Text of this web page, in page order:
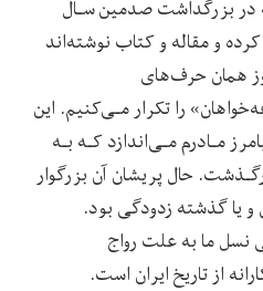
در بزرگداشت صدمین‌ سـال‌
و مقاله و کتاب نوشته‌اند‌
همان حرف‌های
را تکرار مـی‌کنیم. این
مـادرم مـی‌اندازد کـه بـه
حال‌ پریشان‌ آن‌ بزرگوار
یا گذشته زدودگی بود.
نسل ما به علت رواج
از‌ تاریخ ایران است.